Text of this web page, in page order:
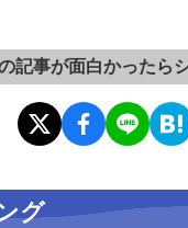
記事が面白かったら
グ